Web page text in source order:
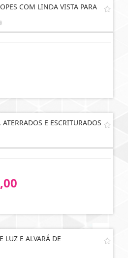
COM LINDA VISTA PARA
E ESCRITURADOS
LUZ E ALVARÁ DE